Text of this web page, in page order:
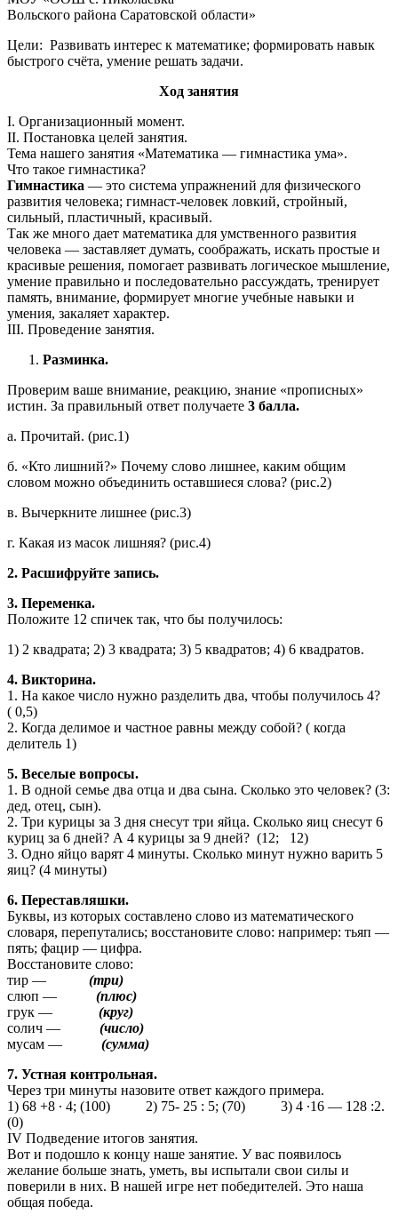
Вольского района Саратовской области»
Цели: Развивать интерес к математике; формировать навык
быстрого счёта, умение решать задачи.
Ход занятия
I. Организационный момент.
II. Постановка целей занятия.
Тема нашего занятия «Математика — гимнастика ума».
Что такое гимнастика?
Гимнастика — это система упражнений для физического
развития человека; гимнаст-человек ловкий, стройный,
сильный, пластичный, красивый.
Так же много дает математика для умственного развития
человека — заставляет думать, соображать, искать простые и
красивые решения, помогает развивать логическое мышление,
умение правильно и последовательно рассуждать, тренирует
память, внимание, формирует многие учебные навыки и
умения, закаляет характер.
III. Проведение занятия.
Разминка.
Проверим ваше внимание, реакцию, знание «прописных»
истин. За правильный ответ получаете 3 балла.
а. Прочитай. (рис.1)
б. «Кто лишний?» Почему слово лишнее, каким общим
словом можно объединить оставшиеся слова? (рис.2)
в. Вычеркните лишнее (рис.3)
г. Какая из масок лишняя? (рис.4)
2. Расшифруйте запись.
3. Переменка.
Положите 12 спичек так, что бы получилось:
1) 2 квадрата; 2) 3 квадрата; 3) 5 квадратов; 4) 6 квадратов.
4. Викторина.
1. На какое число нужно разделить два, чтобы получилось 4?
( 0,5)
2. Когда делимое и частное равны между собой? ( когда
делитель 1)
5. Веселые вопросы.
1. В одной семье два отца и два сына. Сколько это человек? (3:
дед, отец, сын).
2. Три курицы за 3 дня снесут три яйца. Сколько яиц снесут 6
куриц за 6 дней? А 4 курицы за 9 дней? (12; 12)
3. Одно яйцо варят 4 минуты. Сколько минут нужно варить 5
яиц? (4 минуты)
6. Переставляшки.
Буквы, из которых составлено слово из математического
словаря, перепутались; восстановите слово: например: тьяп —
пять; фацир — цифра.
Восстановите слово:
тир — (три)
слюп — (плюс)
грук — (круг)
солич — (число)
мусам — (сумма)
7. Устная контрольная.
Через три минуты назовите ответ каждого примера.
1) 68 +8 ∙ 4; (100) 2) 75- 25 : 5; (70) 3) 4 ∙16 — 128 :2.
(0)
IV Подведение итогов занятия.
Вот и подошло к концу наше занятие. У вас появилось
желание больше знать, уметь, вы испытали свои силы и
поверили в них. В нашей игре нет победителей. Это наша
общая победа.